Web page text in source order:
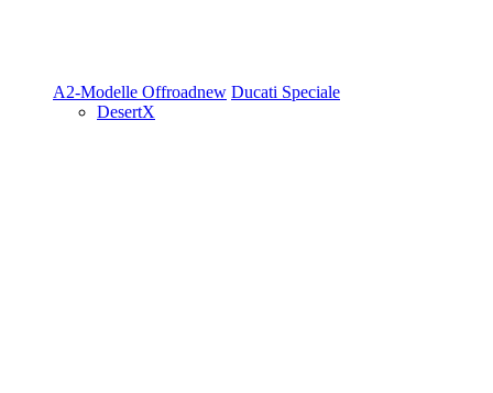
A2-Modelle Offroadnew Ducati Speciale
DesertX